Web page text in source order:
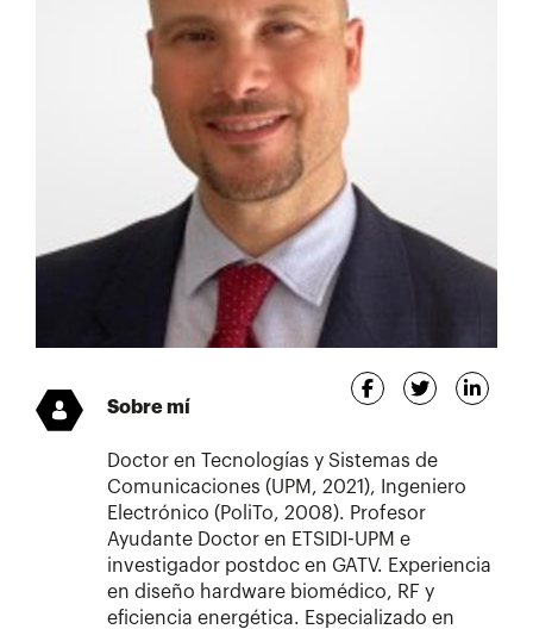
Sobre mí
Doctor en Tecnologías y Sistemas de
Comunicaciones (UPM, 2021), Ingeniero
Electrónico (PoliTo, 2008). Profesor
Ayudante Doctor en ETSIDI-UPM e
investigador postdoc en GATV. Experiencia
en diseño hardware biomédico, RF y
eficiencia energética. Especializado en